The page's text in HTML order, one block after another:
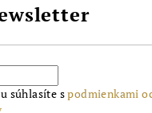
k
s
súhlasíte spodmienkami